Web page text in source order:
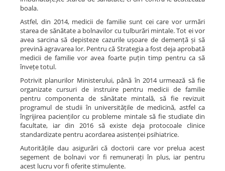
boala.
Astfel, din 2014, medicii de familie sunt cei care vor urmări
starea de sănătate a bolnavilor cu tulburări mintale. Tot ei vor
avea sarcina să depisteze cazurile ușoare de demență și să
prevină agravarea lor. Pentru că Strategia a fost deja aprobată
medicii de familie vor avea foarte puțin timp pentru ca să
învețe totul.
Potrivit planurilor Ministerului, până în 2014 urmează să fie
organizate cursuri de instruire pentru medicii de familie
pentru componenta de sănătate mintală, să fie revizuit
programul de studii în universitățile de medicină, astfel ca
îngrijirea pacienților cu probleme mintale să fie studiate din
facultate, iar din 2016 să existe deja protocoale clinice
standardizate pentru acordarea asistenței psihiatrice.
Autoritățile dau asigurări că doctorii care vor prelua acest
segement de bolnavi vor fi remunerați în plus, iar pentru
acest lucru vor fi oferite stimulente.